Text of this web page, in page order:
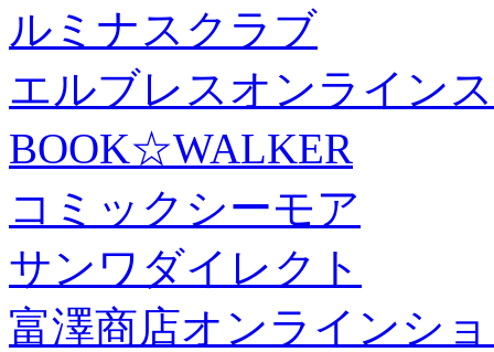
ルミナスクラブ
エルブレスオンライン
BOOK☆WALKER
コミックシーモア
サンワダイレクト
富澤商店オンラインシ